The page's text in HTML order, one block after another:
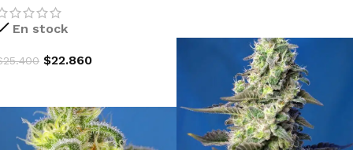
En stock
25.400 $22.860